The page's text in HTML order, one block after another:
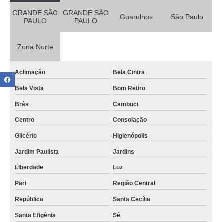
GRANDE SÃO
PAULO
GRANDE SÃO
PAULO
Guarulhos São Paulo
Zona Norte
Aclimação Bela Cintra
Bela Vista Bom Retiro
Brás Cambuci
Centro Consolação
Glicério Higienópolis
Jardim Paulista Jardins
Liberdade Luz
Pari Região Central
República Santa Cecília
Santa Efigênia Sé